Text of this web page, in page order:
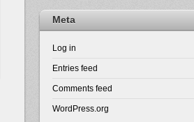
Meta
Log in
Entries feed
Comments feed
WordPress.org